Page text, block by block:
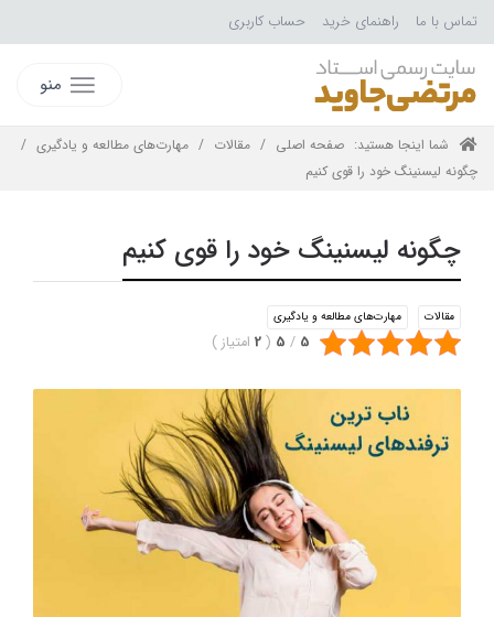
تماس با ما راهنمای خرید حساب کاربری
منو
شما اینجا هستید: صفحه اصلی / مقالات / مهارت‌های مطالعه و یادگیری /
چگونه لیسنینگ خود را قوی کنیم
چگونه لیسنینگ خود را قوی کنیم
مقالات مهارت‌های مطالعه و یادگیری
5
/
5
(
2 امتیاز)